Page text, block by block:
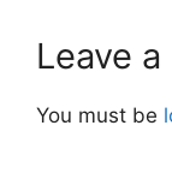
Leave
You must be